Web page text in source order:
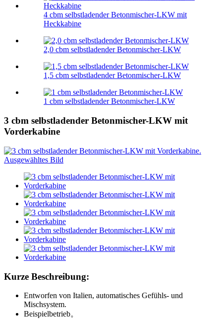
4 cbm selbstladender Betonmischer-LKW mit
Heckkabine
2,0 cbm selbstladender Betonmischer-LKW
1,5 cbm selbstladender Betonmischer-LKW
1 cbm selbstladender Betonmischer-LKW
3 cbm selbstladender Betonmischer-LKW mit
Vorderkabine
Kurze Beschreibung:
Entworfen von Italien, automatisches Gefühls- und
Mischsystem.
Beispielbetrieb。